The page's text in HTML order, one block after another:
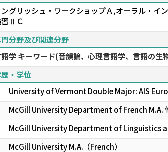
ングリッシュ・ワークショップＡ,オーラル・
習ⅡＣ
分野及び関連分野
語学 キーワード(音韻論、心理言語学、言語の生
歴・学位
University of Vermont Double Major: AIS
McGill University Department of French M.A.
McGill University Department of Linguistics
McGill University M.A.（French）